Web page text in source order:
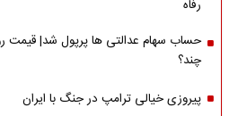
رفاه
حساب سهام عدالتی ها پرپول شد| قیمت
چند؟
پیروزی خیالی ترامپ در جنگ با ایران